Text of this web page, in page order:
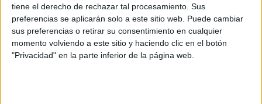
tiene el derecho de rechazar tal procesamiento. Sus
preferencias se aplicarán solo a este sitio web. Puede cambiar
sus preferencias o retirar su consentimiento en cualquier
momento volviendo a este sitio y haciendo clic en el botón
"Privacidad" en la parte inferior de la página web.
Accedé a los beneficios para suscriptores
Contenidos exclusivos
Sorteos